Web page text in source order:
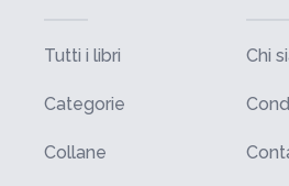
Tutti i libri
Categorie
Collane
Chi